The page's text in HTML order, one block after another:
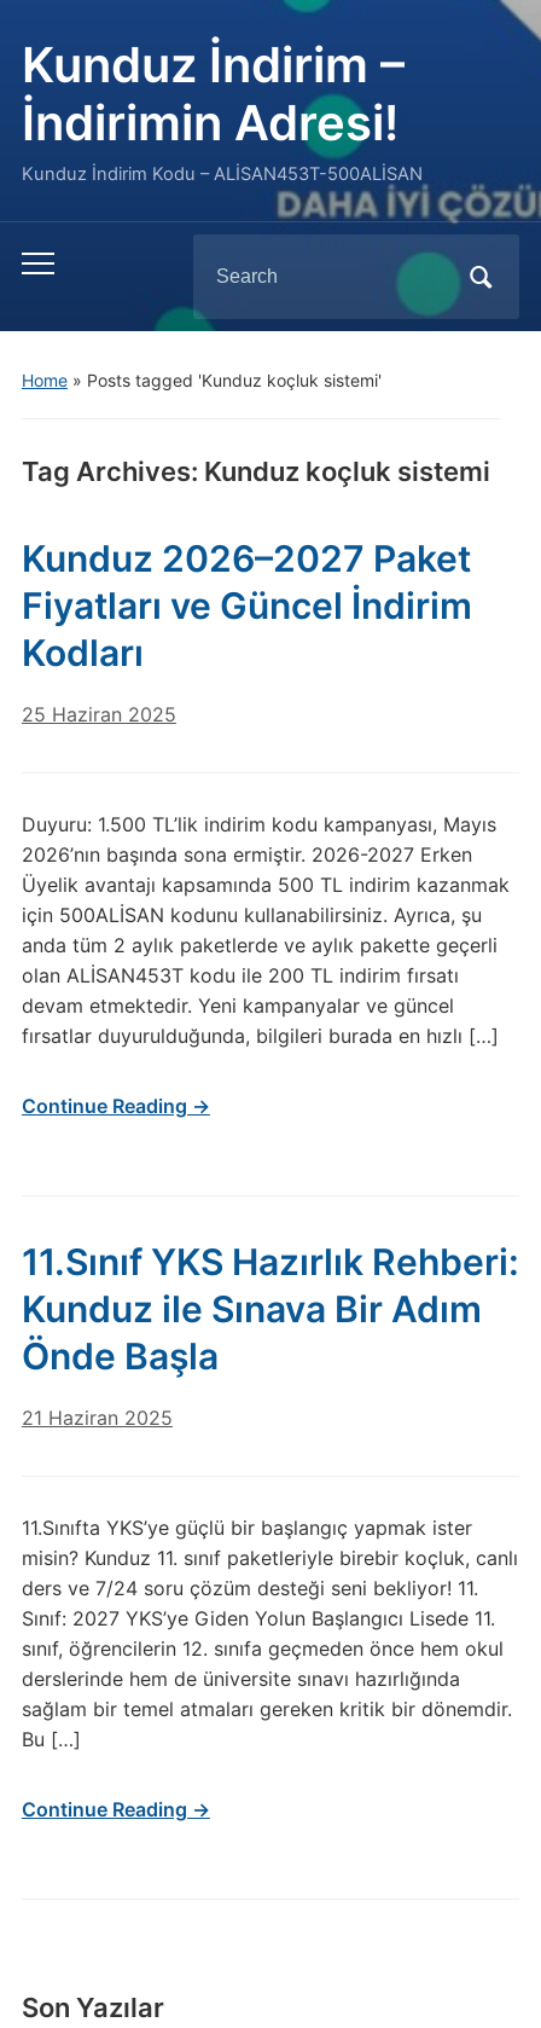
Kunduz İndirim –
İndirimin Adresi!
Kunduz İndirim Kodu – ALİSAN453T-500ALİSAN
Toggle
menu
for:
Home» Posts tagged 'Kunduz koçluk sistemi'
Tag Archives: Kunduz koçluk sistemi
Son Yazılar
Kunduz 2026–2027 Paket
Fiyatları ve Güncel İndirim
Kodları
25 Haziran 2025
Duyuru: 1.500 TL’lik indirim kodu kampanyası, Mayıs
2026’nın başında sona ermiştir. 2026-2027 Erken
Üyelik avantajı kapsamında 500 TL indirim kazanmak
için 500ALİSAN kodunu kullanabilirsiniz. Ayrıca, şu
anda tüm 2 aylık paketlerde ve aylık pakette geçerli
olan ALİSAN453T kodu ile 200 TL indirim fırsatı
devam etmektedir. Yeni kampanyalar ve güncel
fırsatlar duyurulduğunda, bilgileri burada en hızlı […]
Continue Reading →
11.Sınıf YKS Hazırlık Rehberi:
Kunduz ile Sınava Bir Adım
Önde Başla
21 Haziran 2025
11.Sınıfta YKS’ye güçlü bir başlangıç yapmak ister
misin? Kunduz 11. sınıf paketleriyle birebir koçluk, canlı
ders ve 7/24 soru çözüm desteği seni bekliyor! 11.
Sınıf: 2027 YKS’ye Giden Yolun Başlangıcı Lisede 11.
sınıf, öğrencilerin 12. sınıfa geçmeden önce hem okul
derslerinde hem de üniversite sınavı hazırlığında
sağlam bir temel atmaları gereken kritik bir dönemdir.
Bu […]
Continue Reading →